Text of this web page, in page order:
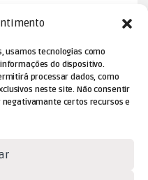
usamos tecnologias como
do dispositivo.
processar dados, como
neste site. Não consentir
certos recursos e